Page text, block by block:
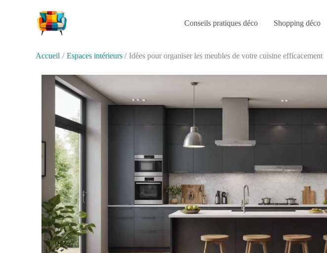
Conseils pratiques déco Shopping déco
Accueil Espaces intérieurs Idées pour organiser les meubles de votre cuisine efficacement